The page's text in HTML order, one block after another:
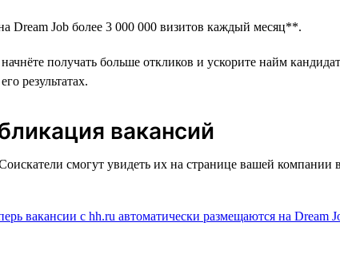
Dream Job более 3 000 000 визитов каждый месяц**.
получать больше откликов и ускорите найм
результатах.
вакансий
смогут увидеть их на странице вашей компании